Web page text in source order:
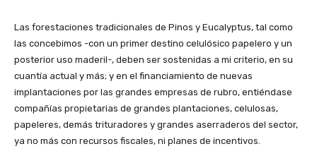
Las forestaciones tradicionales de Pinos y Eucalyptus, tal como
las concebimos -con un primer destino celulósico papelero y un
posterior uso maderil-, deben ser sostenidas a mi criterio, en su
cuantía actual y más; y en el financiamiento de nuevas
implantaciones por las grandes empresas de rubro, entiéndase
compañías propietarias de grandes plantaciones, celulosas,
papeleres, demás trituradores y grandes aserraderos del sector,
ya no más con recursos fiscales, ni planes de incentivos.